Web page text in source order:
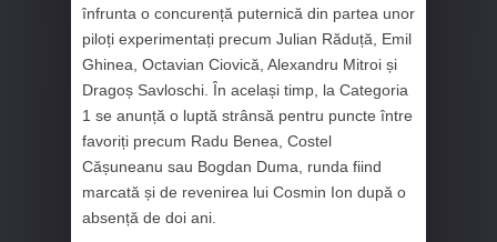
înfrunta o concurență puternică din partea unor
piloți experimentați precum Julian Răduță, Emil
Ghinea, Octavian Ciovică, Alexandru Mitroi și
Dragoș Savloschi. În același timp, la Categoria
1 se anunță o luptă strânsă pentru puncte între
favoriți precum Radu Benea, Costel
Cășuneanu sau Bogdan Duma, runda fiind
marcată și de revenirea lui Cosmin Ion după o
absență de doi ani.